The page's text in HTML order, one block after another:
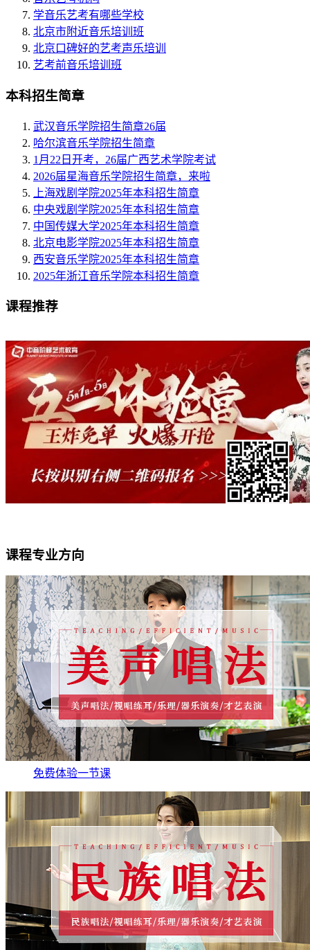
学音乐艺考有哪些学校
北京市附近音乐培训班
北京口碑好的艺考声乐培训
艺考前音乐培训班
本科招生简章
武汉音乐学院招生简章26届
哈尔滨音乐学院招生简章
1月22日开考，26届广西艺术学院考试
2026届星海音乐学院招生简章，来啦
上海戏剧学院2025年本科招生简章
中央戏剧学院2025年本科招生简章
中国传媒大学2025年本科招生简章
北京电影学院2025年本科招生简章
西安音乐学院2025年本科招生简章
2025年浙江音乐学院本科招生简章
课程推荐
课程专业方向
免费体验一节课